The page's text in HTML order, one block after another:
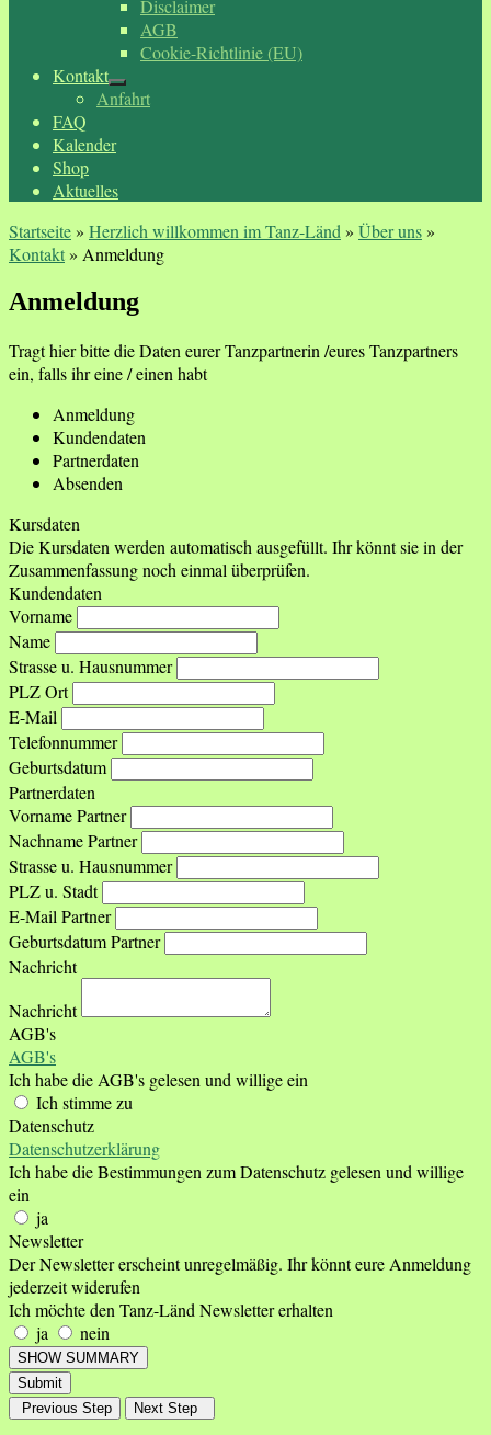
Disclaimer
AGB
Cookie-Richtlinie (EU)
Kontakt
Anfahrt
FAQ
Kalender
Shop
Aktuelles
Startseite» Herzlich willkommen im Tanz-Länd » Über uns»
Kontakt» Anmeldung
Anmeldung
Tragt hier bitte die Daten eurer Tanzpartnerin /eures Tanzpartners
ein, falls ihr eine / einen habt
Anmeldung
Kundendaten
Partnerdaten
Absenden
Kursdaten
Die Kursdaten werden automatisch ausgefüllt. Ihr könnt sie in der
Zusammenfassung noch einmal überprüfen.
Kundendaten
Vorname
Name
Strasse u. Hausnummer
PLZ Ort
E-Mail
Telefonnummer
Geburtsdatum
Partnerdaten
Vorname Partner
Nachname Partner
Strasse u. Hausnummer
PLZ u. Stadt
E-Mail Partner
Geburtsdatum Partner
Nachricht
Nachricht
AGB's
AGB's
Ich habe die AGB's gelesen und willige ein
Ich stimme zu
Datenschutz
Datenschutzerklärung
Ich habe die Bestimmungen zum Datenschutz gelesen und willige
ein
ja
Newsletter
Der Newsletter erscheint unregelmäßig. Ihr könnt eure Anmeldung
jederzeit widerufen
Ich möchte den Tanz-Länd Newsletter erhalten
ja
nein
SHOW SUMMARY
Submit
Previous Step
Next Step